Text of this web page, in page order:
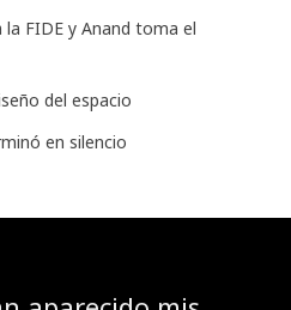
FIDE y Anand toma el
del espacio
en silencio